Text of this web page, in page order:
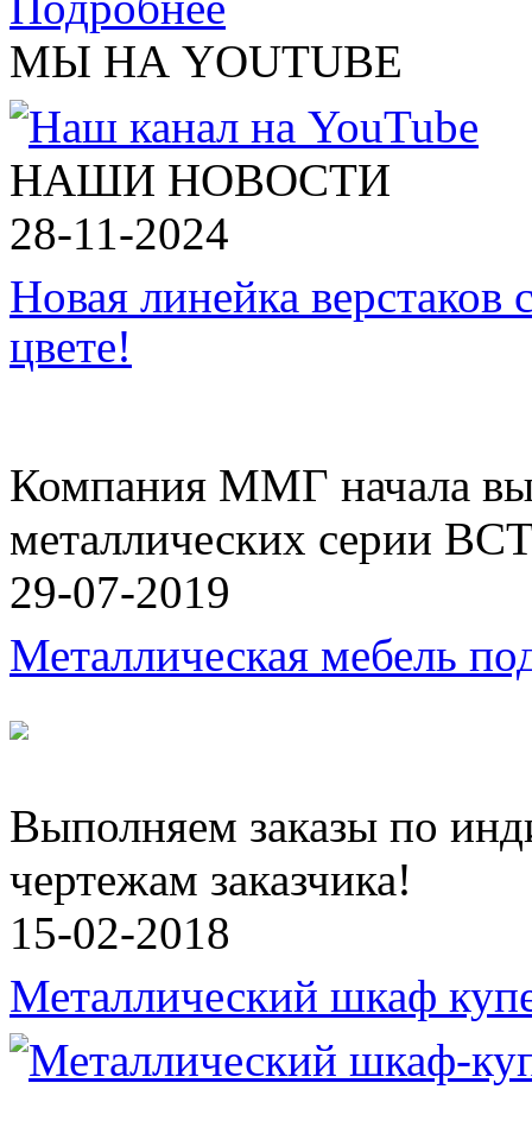
МЫ НА YOUTUBE
НАШИ НОВОСТИ
28-11-2024
Новая линейка
цвете!
Компания ММГ начала
металлических серии
29-07-2019
Металлическая мебель
Выполняем заказы по
чертежам заказчика!
15-02-2018
Металлический шкаф